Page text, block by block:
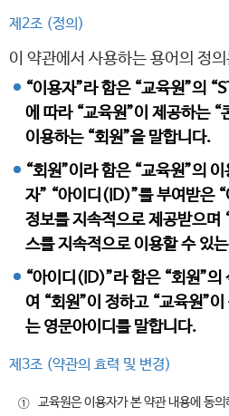
제2조 (정의)
이 약관에서 사용하는 용어의 정
“이용자”라 함은 “교육원”의
에 따라 “교육원”이 제공하는 “
이용하는 “회원”을 말합니다.
“회원”이라 함은 “교육원”의
자” “아이디(ID)”를 부여받은 “
정보를 지속적으로 제공받으며
스를 지속적으로 이용할 수 있
“아이디(ID)”라 함은 “회원”의
여 “회원”이 정하고 “교육원”
는 영문아이디를 말합니다.
제3조 (약관의 효력 및 변경)
①
교육원은 이용자가 본 약관 내용에 동